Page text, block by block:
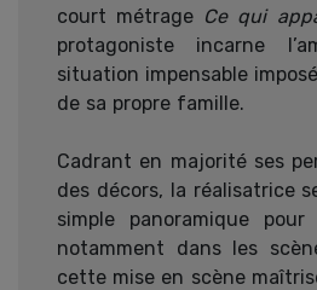
court métrage Ce qui
protagoniste incarne
situation impensable
de sa propre famille.
Cadrant en majorité ses
des décors, la réalisatrice
simple panoramique pour
notamment dans les
cette mise en scène